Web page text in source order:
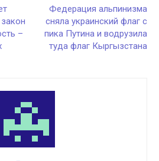
–
Федерация альпинизма
сняла украинский флаг с
пика Путина и водрузила
туда флаг Кыргызстана